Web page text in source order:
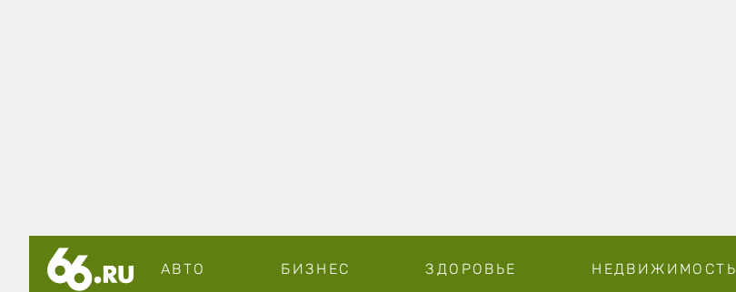
АВТО БИЗНЕС ЗДОРОВЬЕ НЕДВИЖИМОСТЬ